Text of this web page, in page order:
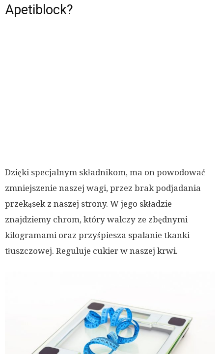
Apetiblock?
Dzięki specjalnym składnikom, ma on powodować
zmniejszenie naszej wagi, przez brak podjadania
przekąsek z naszej strony. W jego składzie
znajdziemy chrom, który walczy ze zbędnymi
kilogramami oraz przyśpiesza spalanie tkanki
tłuszczowej. Reguluje cukier w naszej krwi.